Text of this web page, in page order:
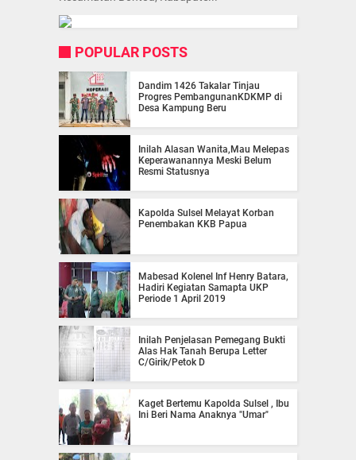
POPULAR POSTS
Dandim 1426 Takalar Tinjau
Progres PembangunanKDKMP di
Desa Kampung Beru
Inilah Alasan Wanita,Mau Melepas
Keperawanannya Meski Belum
Resmi Statusnya
Kapolda Sulsel Melayat Korban
Penembakan KKB Papua
Mabesad Kolenel Inf Henry Batara,
Hadiri Kegiatan Samapta UKP
Periode 1 April 2019
Inilah Penjelasan Pemegang Bukti
Alas Hak Tanah Berupa Letter
C/Girik/Petok D
Kaget Bertemu Kapolda Sulsel , Ibu
Ini Beri Nama Anaknya "Umar"